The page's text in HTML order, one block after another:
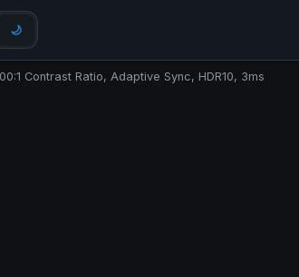
🌙
Contrast Ratio, Adaptive Sync, HDR10, 3ms